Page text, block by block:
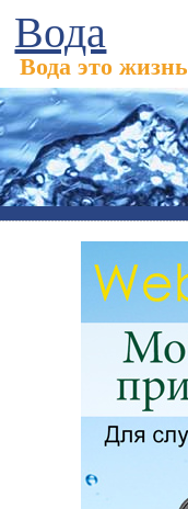
Вода
Вода это жизнь